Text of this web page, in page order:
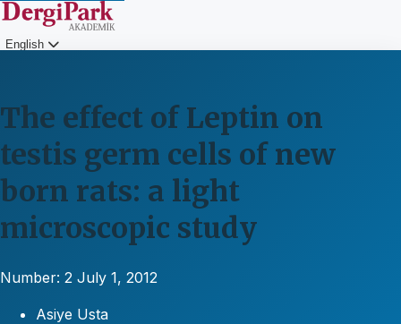
English
The effect of Leptin on
testis germ cells of new
born rats: a light
microscopic study
Number: 2 July 1, 2012
Asiye Usta